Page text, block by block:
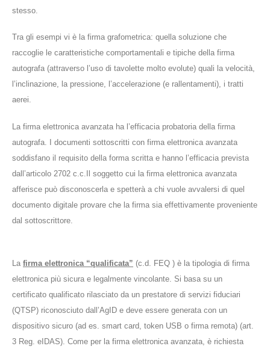
stesso.
Tra gli esempi vi è la firma grafometrica: quella soluzione che
raccoglie le caratteristiche comportamentali e tipiche della firma
autografa (attraverso l’uso di tavolette molto evolute) quali la velocità,
l’inclinazione, la pressione, l’accelerazione (e rallentamenti), i tratti
aerei.
La firma elettronica avanzata ha l’efficacia probatoria della firma
autografa. I documenti sottoscritti con firma elettronica avanzata
soddisfano il requisito della forma scritta e hanno l’efficacia prevista
dall’articolo 2702 c.c.Il soggetto cui la firma elettronica avanzata
afferisce può disconoscerla e spetterà a chi vuole avvalersi di quel
documento digitale provare che la firma sia effettivamente proveniente
dal sottoscrittore.
La firma elettronica “qualificata” (c.d. FEQ ) è la tipologia di firma
elettronica più sicura e legalmente vincolante. Si basa su un
certificato qualificato rilasciato da un prestatore di servizi fiduciari
(QTSP) riconosciuto dall’AgID e deve essere generata con un
dispositivo sicuro (ad es. smart card, token USB o firma remota) (art.
3 Reg. eIDAS). Come per la firma elettronica avanzata, è richiesta